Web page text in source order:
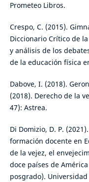
Prometeo Libros.
Crespo, C. (2015).
Diccionario Crítico de
y análisis de los
de la educación física
Dabove, I. (2018).
(2018). Derecho de la
47): Astrea.
Di Domizio, D. P.
formación docente en
de la vejez, el
doce países de
posgrado).